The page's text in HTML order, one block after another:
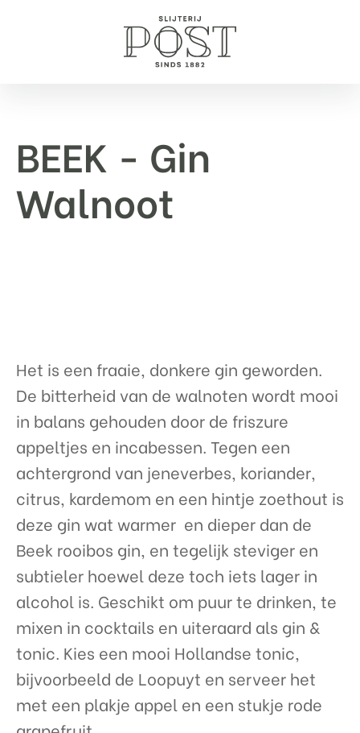
BEEK - Gin
Walnoot
Het is een fraaie, donkere gin geworden.
De bitterheid van de walnoten wordt mooi
in balans gehouden door de friszure
appeltjes en incabessen. Tegen een
achtergrond van jeneverbes, koriander,
citrus, kardemom en een hintje zoethout is
deze gin wat warmer en dieper dan de
Beek rooibos gin, en tegelijk steviger en
subtieler hoewel deze toch iets lager in
alcohol is. Geschikt om puur te drinken, te
mixen in cocktails en uiteraard als gin &
tonic. Kies een mooi Hollandse tonic,
bijvoorbeeld de Loopuyt en serveer het
met een plakje appel en een stukje rode